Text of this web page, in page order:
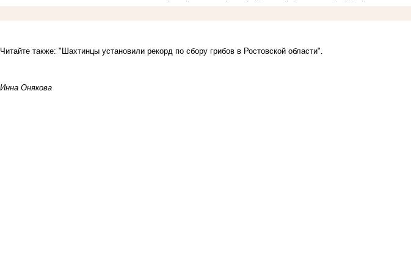
Читайте также: "Шахтинцы установили рекорд по сбору грибов в Ростовской области".
Инна Онякова